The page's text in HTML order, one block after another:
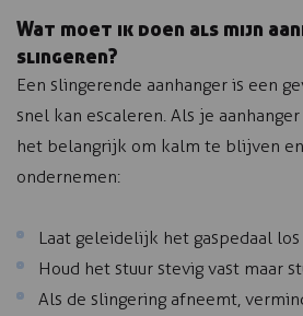
Wat moet ik doen als mijn
slingeren?
Een slingerende aanhanger is een
snel kan escaleren. Als je
het belangrijk om kalm te blijven
ondernemen:
Laat geleidelijk het gaspedaal
Houd het stuur stevig vast maar
Als de slingering afneemt,